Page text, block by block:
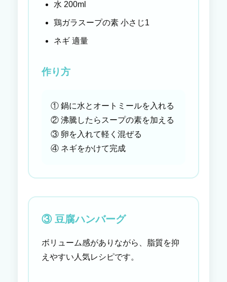
水 200ml
鶏ガラスープの素 小さじ1
ネギ 適量
作り方
① 鍋に水とオートミールを入れる
② 沸騰したらスープの素を加える
③ 卵を入れて軽く混ぜる
④ ネギをかけて完成
③ 豆腐ハンバーグ
ボリューム感がありながら、脂質を抑
えやすい人気レシピです。